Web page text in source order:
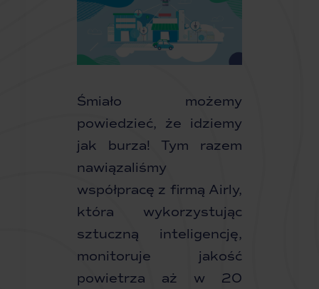
Śmiało możemy
powiedzieć, że idziemy
jak burza! Tym razem
nawiązaliśmy
współpracę z firmą Airly,
która wykorzystując
sztuczną inteligencję,
monitoruje jakość
powietrza aż w 20